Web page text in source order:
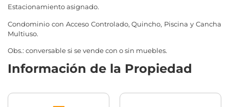
Estacionamiento asignado.
Condominio con Acceso Controlado, Quincho, Piscina y Cancha
Multiuso.
Obs.: conversable si se vende con o sin muebles.
Información de la Propiedad